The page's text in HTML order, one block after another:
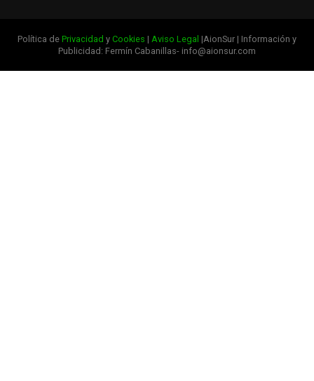
Política de Privacidad y Cookies | Aviso Legal |AionSur | Información y
Publicidad: Fermín Cabanillas- info@aionsur.com